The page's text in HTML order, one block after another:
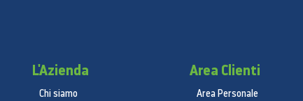
L'Azienda
Chi siamo
Area Clienti
Area Personale